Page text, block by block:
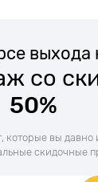
со
50%
которые вы давно
скидочные